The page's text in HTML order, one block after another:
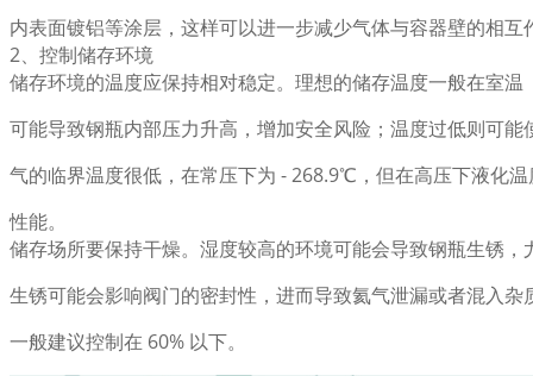
内表面镀铝等涂层，这样可以进一步减少气体与容器壁的相
2、控制储存环境
储存环境的温度应保持相对稳定。理想的储存温度一般在室
可能导致钢瓶内部压力升高，增加安全风险；温度过低则可
气的临界温度很低，在常压下为 - 268.9℃，但在高压下液化
性能。
储存场所要保持干燥。湿度较高的环境可能会导致钢瓶生锈
生锈可能会影响阀门的密封性，进而导致氦气泄漏或者混入
一般建议控制在 60% 以下。